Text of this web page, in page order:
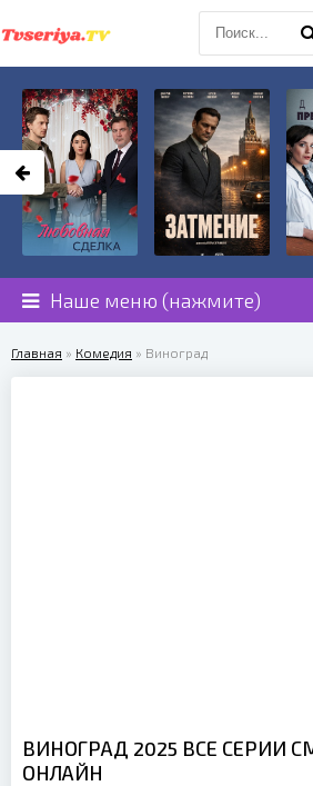
Наше меню (нажмите)
Главная » Комедия » Виноград
ВИНОГРАД 2025 ВСЕ СЕРИИ
ОНЛАЙН